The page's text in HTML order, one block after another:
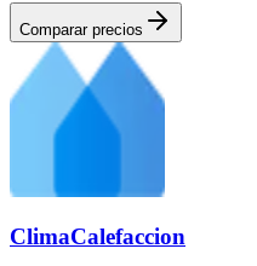
Comparar precios
ClimaCalefaccion